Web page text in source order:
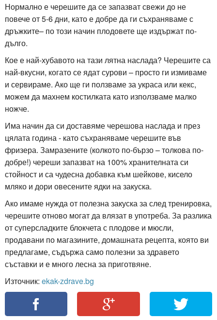
Нормално е черешите да се запазват свежи до не
повече от 5-6 дни, като е добре да ги съхраняваме с
дръжките– по този начин плодовете ще издържат по-
дълго.
Кое е най-хубавото на тази лятна наслада? Черешите са
най-вкусни, когато се ядат сурови – просто ги измиваме
и сервираме. Ако ще ги ползваме за украса или кекс,
можем да махнем костилката като използваме малко
ножче.
Има начин да си доставяме черешова наслада и през
цялата година - като съхраняваме черешите във
фризера. Замразените (колкото по-бързо – толкова по-
добре!) череши запазват на 100% хранителната си
стойност и са чудесна добавка към шейкове, кисело
мляко и дори овесените ядки на закуска.
Ако имаме нужда от полезна закуска за след тренировка,
черешите отново могат да влязат в употреба. За разлика
от суперсладките блокчета с плодове и мюсли,
продавани по магазините, домашната рецепта, която ви
предлагаме, съдържа само полезни за здравето
съставки и е много лесна за приготвяне.
Източник: ekak-zdrave.bg